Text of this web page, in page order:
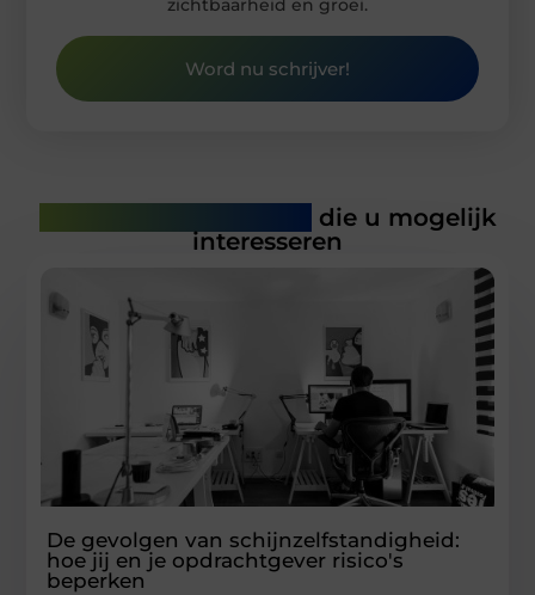
zichtbaarheid en groei.
Word nu schrijver!
die u mogelijk
interesseren
De gevolgen van schijnzelfstandigheid:
hoe jij en je opdrachtgever risico's
beperken